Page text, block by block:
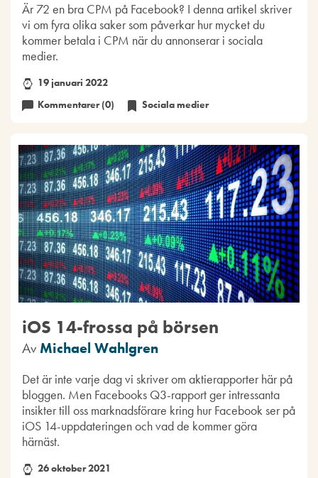
Är 72 en bra CPM på Facebook? I denna artikel skriver
vi om fyra olika saker som påverkar hur mycket du
kommer betala i CPM när du annonserar i sociala
medier.
19 januari 2022
Kommentarer (0)
Sociala medier
iOS 14-frossa på börsen
Av Michael Wahlgren
Det är inte varje dag vi skriver om aktierapporter här på
bloggen. Men Facebooks Q3-rapport ger intressanta
insikter till oss marknadsförare kring hur Facebook ser på
iOS 14-uppdateringen och vad de kommer göra
härnäst.
26 oktober 2021